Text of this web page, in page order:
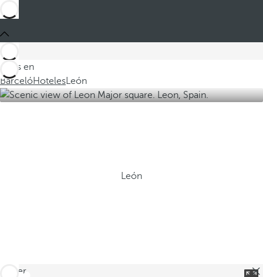
Estás en
BarcelóHotelesLeón
León
volver